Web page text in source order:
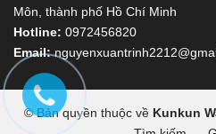
Môn, thành phố Hồ Chí Minh
Hotline: 0972456820
Email:
© Bản quyền thuộc về Kunkun